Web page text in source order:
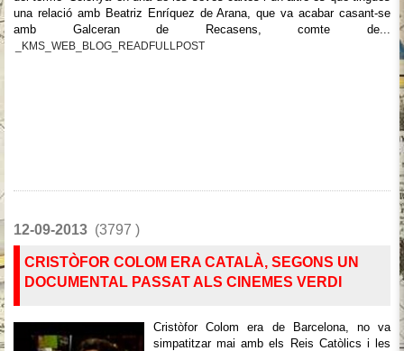
una relació amb Beatriz Enríquez de Arana, que va acabar casant-se
amb Galceran de Recasens, comte de...
_KMS_WEB_BLOG_READFULLPOST
12-09-2013 (3797 )
CRISTÒFOR COLOM ERA CATALÀ, SEGONS UN
DOCUMENTAL PASSAT ALS CINEMES VERDI
Cristòfor Colom era de Barcelona, no va
simpatitzar mai amb els Reis Catòlics i les